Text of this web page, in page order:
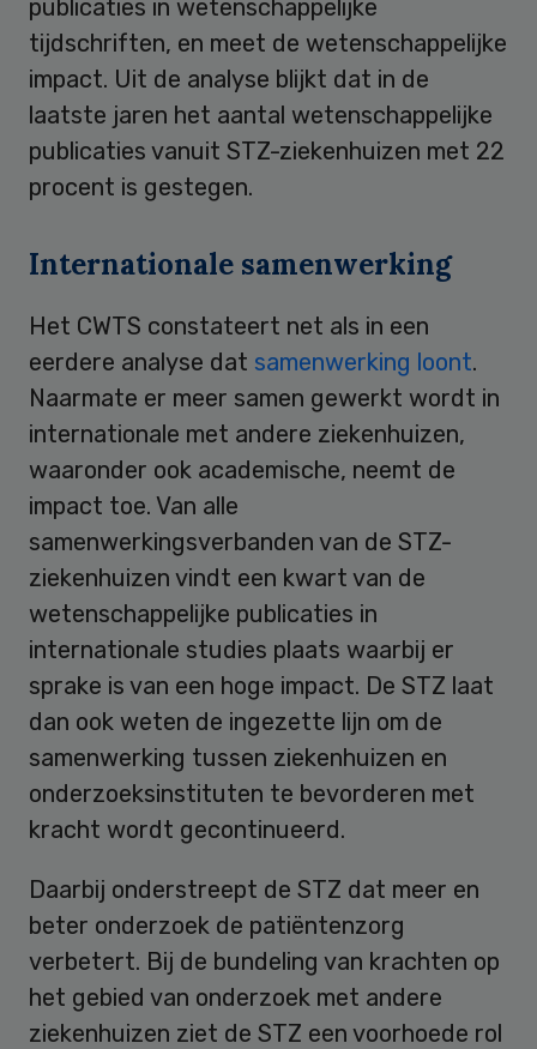
publicaties in wetenschappelijke
tijdschriften, en meet de wetenschappelijke
impact. Uit de analyse blijkt dat in de
laatste jaren het aantal wetenschappelijke
publicaties vanuit STZ-ziekenhuizen met 22
procent is gestegen.
Internationale samenwerking
Het CWTS constateert net als in een
eerdere analyse dat samenwerking loont.
Naarmate er meer samen gewerkt wordt in
internationale met andere ziekenhuizen,
waaronder ook academische, neemt de
impact toe. Van alle
samenwerkingsverbanden van de STZ-
ziekenhuizen vindt een kwart van de
wetenschappelijke publicaties in
internationale studies plaats waarbij er
sprake is van een hoge impact. De STZ laat
dan ook weten de ingezette lijn om de
samenwerking tussen ziekenhuizen en
onderzoeksinstituten te bevorderen met
kracht wordt gecontinueerd.
Daarbij onderstreept de STZ dat meer en
beter onderzoek de patiëntenzorg
verbetert. Bij de bundeling van krachten op
het gebied van onderzoek met andere
ziekenhuizen ziet de STZ een voorhoede rol